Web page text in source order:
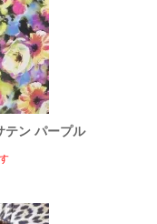
テン パープル